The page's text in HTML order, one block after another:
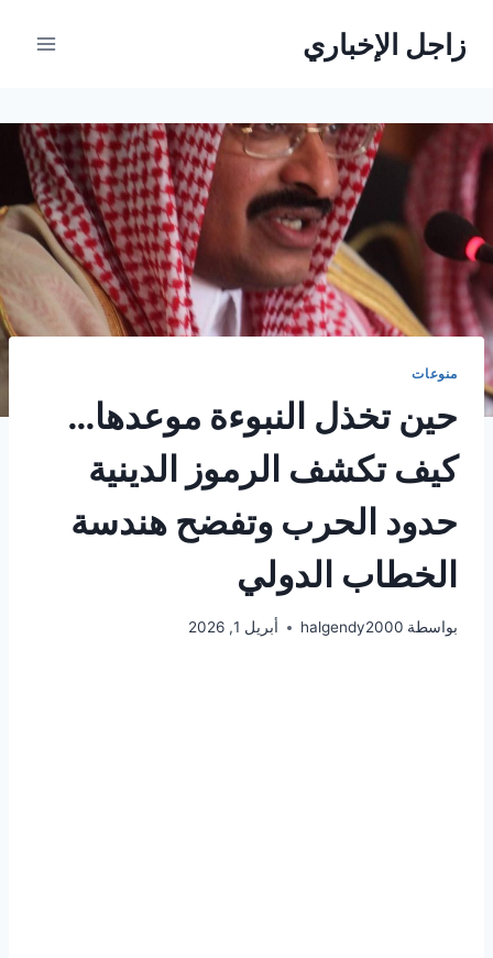
زاجل الإخباري
منوعات
حين تخذل النبوءة موعدها…
كيف تكشف الرموز الدينية
حدود الحرب وتفضح هندسة
الخطاب الدولي
بواسطة halgendy2000 أبريل 1, 2026